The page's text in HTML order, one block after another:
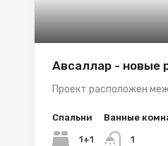
Авсаллар - новые
Проект расположен
Спальни
1+1
Ванные
1